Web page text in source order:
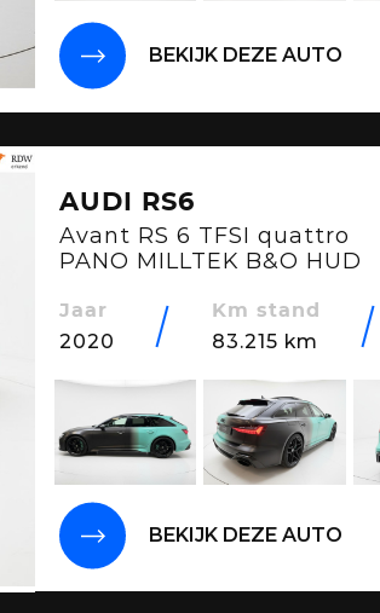
BEKIJK DEZE AUTO
AUDI RS6
Avant RS 6 TFSI quattro
PANO MILLTEK B&O HUD
Jaar
2020
Km stand
83.215 km
BEKIJK DEZE AUTO